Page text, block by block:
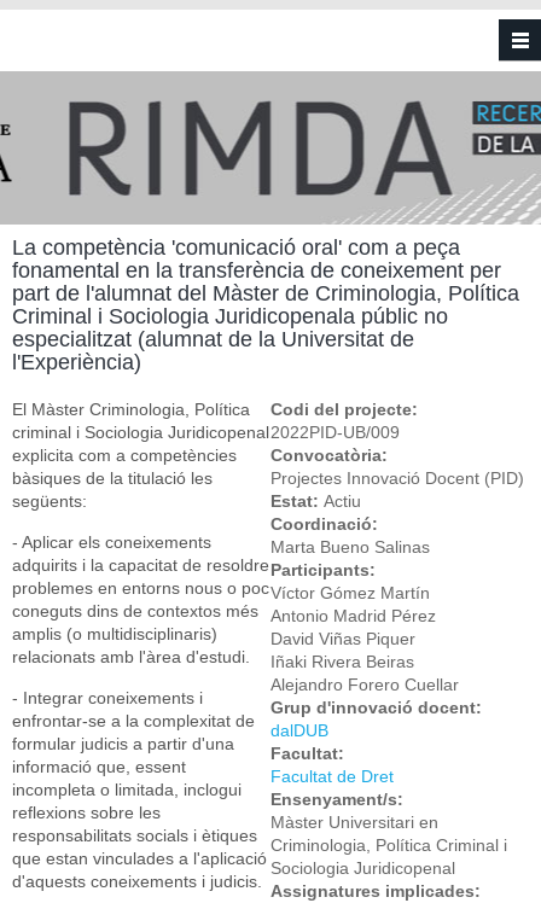
Vés al contingut
La competència 'comunicació oral' com a peça
fonamental en la transferència de coneixement per
part de l'alumnat del Màster de Criminologia, Política
Criminal i Sociologia Juridicopenala públic no
especialitzat (alumnat de la Universitat de
l'Experiència)
El Màster Criminologia, Política
criminal i Sociologia Juridicopenal
explicita com a competències
bàsiques de la titulació les
següents:
- Aplicar els coneixements
adquirits i la capacitat de resoldre
problemes en entorns nous o poc
coneguts dins de contextos més
amplis (o multidisciplinaris)
relacionats amb l'àrea d'estudi.
- Integrar coneixements i
enfrontar-se a la complexitat de
formular judicis a partir d'una
informació que, essent
incompleta o limitada, inclogui
reflexions sobre les
responsabilitats socials i ètiques
que estan vinculades a l'aplicació
d'aquests coneixements i judicis.
Codi del projecte:
2022PID-UB/009
Convocatòria:
Projectes Innovació Docent (PID)
Estat: Actiu
Coordinació:
Marta Bueno Salinas
Participants:
Víctor Gómez Martín
Antonio Madrid Pérez
David Viñas Piquer
Iñaki Rivera Beiras
Alejandro Forero Cuellar
Grup d'innovació docent:
dalDUB
Facultat:
Facultat de Dret
Ensenyament/s:
Màster Universitari en
Criminologia, Política Criminal i
Sociologia Juridicopenal
Assignatures implicades: